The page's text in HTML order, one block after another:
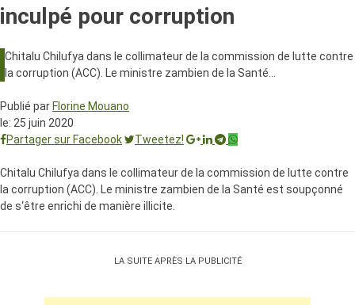
inculpé pour corruption
Chitalu Chilufya dans le collimateur de la commission de lutte contre
la corruption (ACC). Le ministre zambien de la Santé…
Publié parFlorine Mouano
le: 25 juin 2020
Partager sur Facebook
Tweetez!
Chitalu Chilufya dans le collimateur de la commission de lutte contre
la corruption (ACC). Le ministre zambien de la Santé est soupçonné
de s‘être enrichi de manière illicite.
LA SUITE APRÈS LA PUBLICITÉ